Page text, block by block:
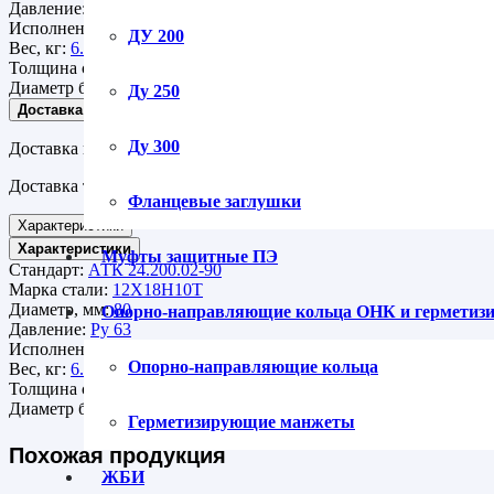
ДУ 200
Ду 250
Ду 300
Фланцевые заглушки
Муфты защитные ПЭ
Опорно-направляющие кольца ОНК и
Опорно-направляющие кольца
Герметизирующие манжеты
ЖБИ
Давление:
Исполнение:
под прокладку
Вес, кг: 6.4
Толщина стенки:
Диаметр болтов и шпилек:
Доставка
Доставка курьером по г. Санкт-Петербургу и Ленинградской
Доставка транспортными компаниями СДЭК, Деловые линии ,
Характеристики
Характеристики
Стандарт: АТК 24.200.02-90
Марка стали: 12Х18Н10Т
Диаметр, мм:80
Давление: Ру 63
Исполнение:
Вес, кг: 6.4
Толщина стенки:
Диаметр болтов и шпилек:
Похожая продукция